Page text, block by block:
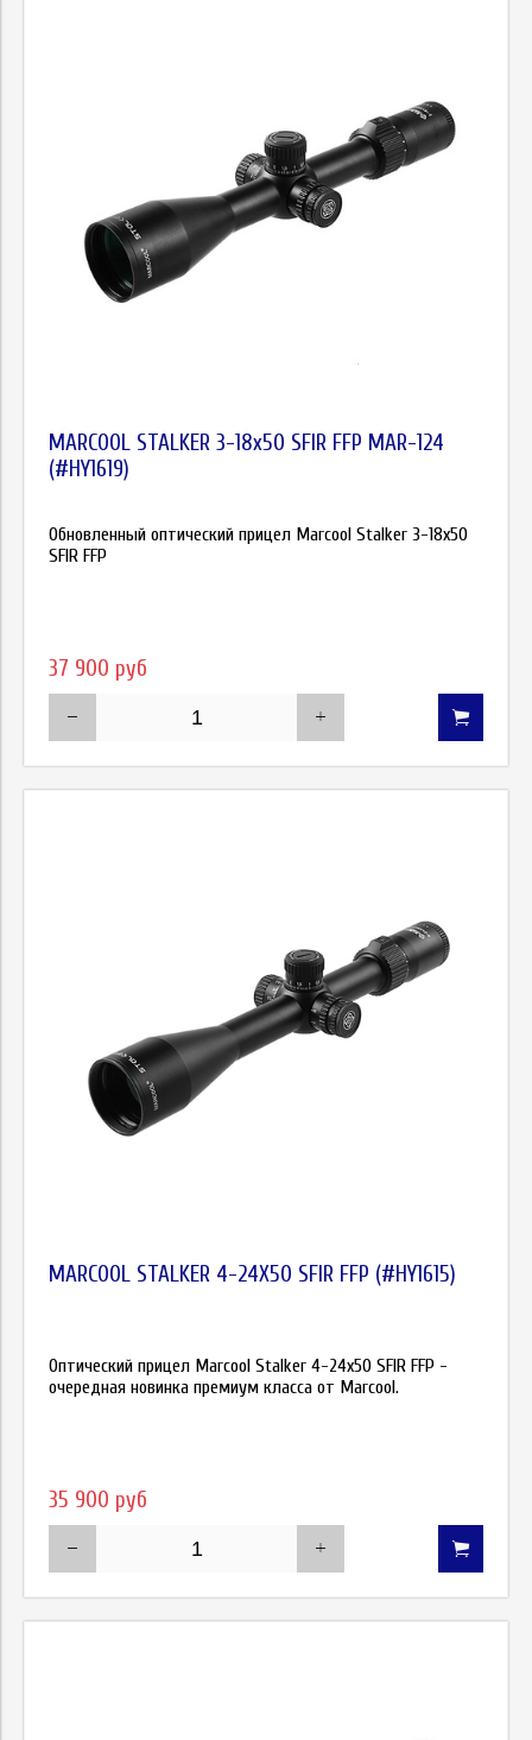
MARCOOL STALKER 3-18x50 SFIR FFP MAR-124
(#HY1619)
Обновленный оптический прицел Marcool Stalker 3-18x50
SFIR FFP
37 900 руб
MARCOOL STALKER 4-24X50 SFIR FFP (#HY1615)
Оптический прицел Marcool Stalker 4-24x50 SFIR FFP -
очередная новинка премиум класса от Marcool.
35 900 руб